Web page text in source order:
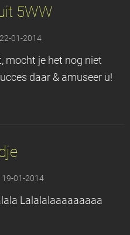
5WW
22-01-2014
mocht je het nog niet
daar & amuseer u!
19-01-2014
Lalalalaaaaaaaaa